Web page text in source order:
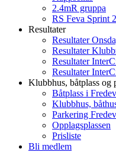
2.4mR gruppa
RS Feva Sprint
Resultater
Resultater
Resultater
Resultater
Resultater
Klubbhus, båtplass og
Båtplass i
Klubbhus,
Parkering
Opplagsplassen
Prisliste
Bli medlem